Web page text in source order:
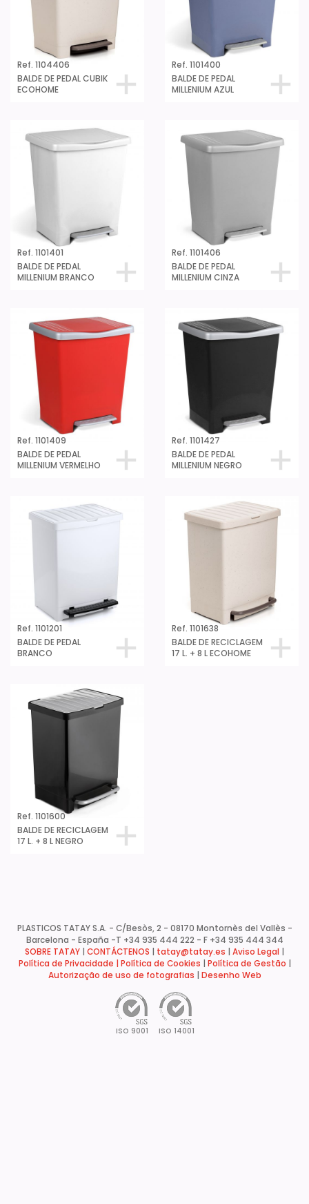
Ref. 1104406
BALDE DE PEDAL CUBIK
ECOHOME
Ref. 1101400
BALDE DE PEDAL
MILLENIUM AZUL
Ref. 1101401
BALDE DE PEDAL
MILLENIUM BRANCO
Ref. 1101406
BALDE DE PEDAL
MILLENIUM CINZA
Ref. 1101409
BALDE DE PEDAL
MILLENIUM VERMELHO
Ref. 1101427
BALDE DE PEDAL
MILLENIUM NEGRO
Ref. 1101201
BALDE DE PEDAL
BRANCO
Ref. 1101638
BALDE DE RECICLAGEM
17 L. + 8 L ECOHOME
Ref. 1101600
BALDE DE RECICLAGEM
17 L. + 8 L NEGRO
PLASTICOS TATAY S.A. - C/Besòs, 2 - 08170 Montornès del Vallès -
Barcelona - España -T +34 935 444 222 - F +34 935 444 344
SOBRE TATAY
CONTÁCTENOS tatay@tatay.es Aviso Legal
Política de Privacidade | Política de Cookies Política de Gestão
Autorização de uso de fotografias
Desenho Web
ISO 9001 ISO 14001